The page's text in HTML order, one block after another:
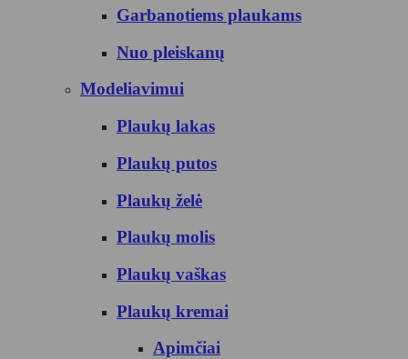
Garbanotiems plaukams
Nuo pleiskanų
Modeliavimui
Plaukų lakas
Plaukų putos
Plaukų želė
Plaukų molis
Plaukų vaškas
Plaukų kremai
Apimčiai